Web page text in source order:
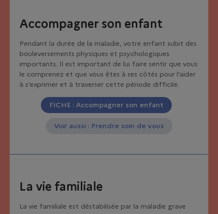
Accompagner son enfant
Pendant la durée de la maladie, votre enfant subit des
bouleversements physiques et psychologiques
importants. Il est important de lui faire sentir que vous
le comprenez et que vous êtes à ses côtés pour l’aider
à s’exprimer et à traverser cette période difficile.
FICHE : Accompagner son enfant
Voir aussi : Prendre soin de vous
La vie familiale
La vie familiale est déstabilisée par la maladie grave